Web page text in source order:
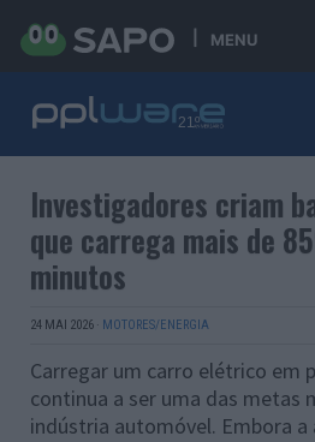
MENU
Investigadores criam
que carrega mais de
minutos
24 MAI 2026 · MOTORES/ENERGIA
Carregar um carro elétrico em
continua a ser uma das metas
indústria automóvel. Embora